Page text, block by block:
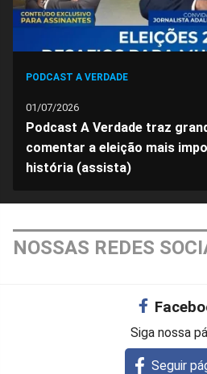
PODCAST A VERDADE
01/07/2026
Podcast A Verdade traz
comentar a eleição mais
história (assista)
NOSSAS REDES
Siga nossa
Seguir